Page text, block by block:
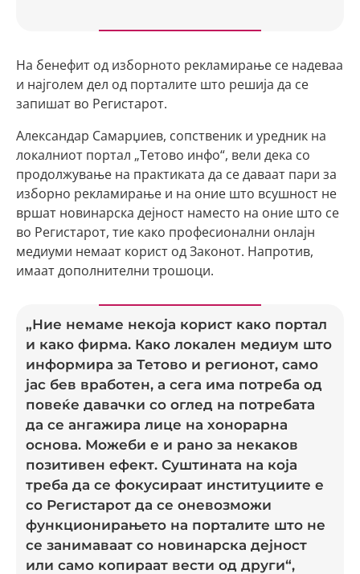
На бенефит од изборното рекламирање се надеваа
и најголем дел од порталите што решија да се
запишат во Регистарот.
Александар Самарџиев, сопственик и уредник на
локалниот портал „Тетово инфо“, вели дека со
продолжување на практиката да се даваат пари за
изборно рекламирање и на оние што всушност не
вршат новинарска дејност наместо на оние што се
во Регистарот, тие како професионални онлајн
медиуми немаат корист од Законот. Напротив,
имаат дополнителни трошоци.
„Ние немаме некоја корист како портал
и како фирма. Како локален медиум што
информира за Тетово и регионот, само
јас бев вработен, а сега има потреба од
повеќе давачки со оглед на потребата
да се ангажира лице на хонорарна
основа. Можеби е и рано за некаков
позитивен ефект. Суштината на која
треба да се фокусираат институциите е
со Регистарот да се оневозможи
функционирањето на порталите што не
се занимаваат со новинарска дејност
или само копираат вести од други“,